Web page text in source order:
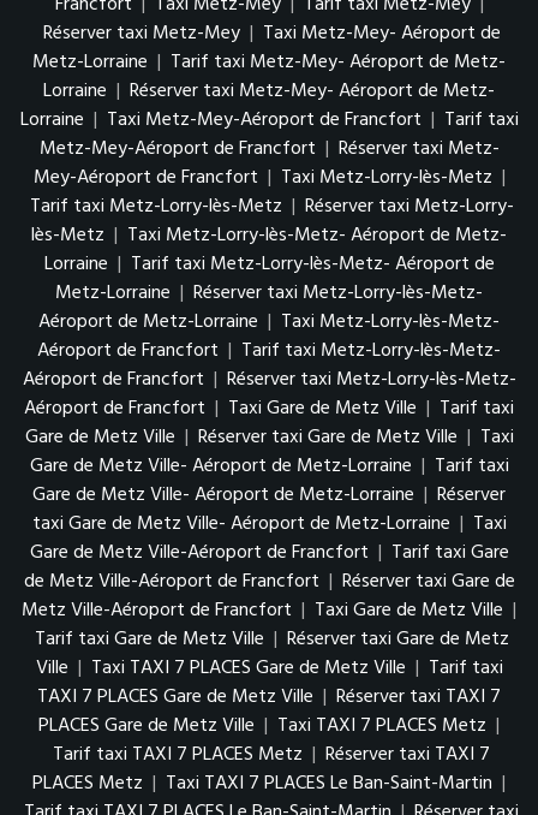
Réserver taxi Metz-Mey | Taxi Metz-Mey- Aéroport de
Metz-Lorraine | Tarif taxi Metz-Mey- Aéroport de Metz-
Lorraine | Réserver taxi Metz-Mey- Aéroport de Metz-
Lorraine | Taxi Metz-Mey-Aéroport de Francfort | Tarif taxi
Metz-Mey-Aéroport de Francfort | Réserver taxi Metz-
Mey-Aéroport de Francfort | Taxi Metz-Lorry-lès-Metz |
Tarif taxi Metz-Lorry-lès-Metz | Réserver taxi Metz-Lorry-
lès-Metz | Taxi Metz-Lorry-lès-Metz- Aéroport de Metz-
Lorraine | Tarif taxi Metz-Lorry-lès-Metz- Aéroport de
Metz-Lorraine | Réserver taxi Metz-Lorry-lès-Metz-
Aéroport de Metz-Lorraine | Taxi Metz-Lorry-lès-Metz-
Aéroport de Francfort | Tarif taxi Metz-Lorry-lès-Metz-
Aéroport de Francfort | Réserver taxi Metz-Lorry-lès-Metz-
Aéroport de Francfort | Taxi Gare de Metz Ville | Tarif taxi
Gare de Metz Ville | Réserver taxi Gare de Metz Ville | Taxi
Gare de Metz Ville- Aéroport de Metz-Lorraine | Tarif taxi
Gare de Metz Ville- Aéroport de Metz-Lorraine | Réserver
taxi Gare de Metz Ville- Aéroport de Metz-Lorraine | Taxi
Gare de Metz Ville-Aéroport de Francfort | Tarif taxi Gare
de Metz Ville-Aéroport de Francfort | Réserver taxi Gare de
Metz Ville-Aéroport de Francfort | Taxi Gare de Metz Ville |
Tarif taxi Gare de Metz Ville | Réserver taxi Gare de Metz
Ville | Taxi TAXI 7 PLACES Gare de Metz Ville | Tarif taxi
TAXI 7 PLACES Gare de Metz Ville | Réserver taxi TAXI 7
PLACES Gare de Metz Ville | Taxi TAXI 7 PLACES Metz |
Tarif taxi TAXI 7 PLACES Metz | Réserver taxi TAXI 7
PLACES Metz | Taxi TAXI 7 PLACES Le Ban-Saint-Martin |